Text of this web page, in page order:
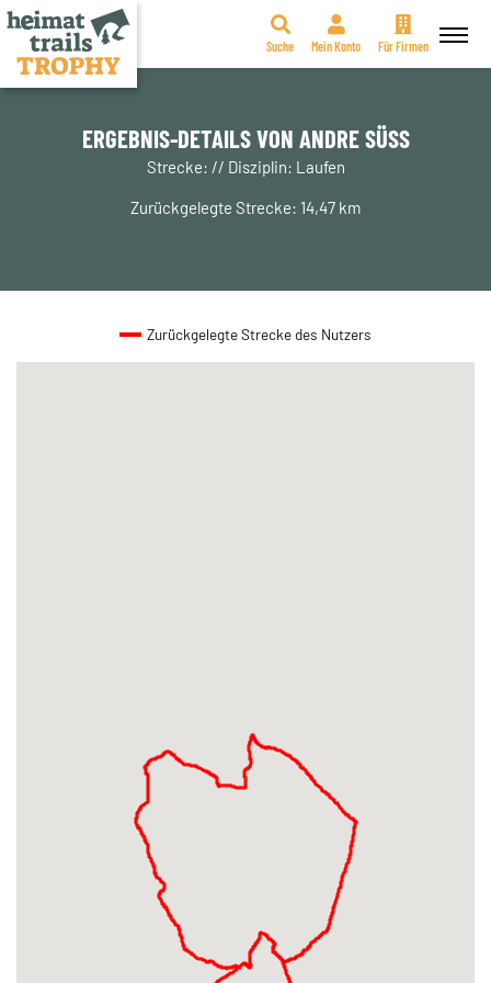
Zum
Suche Mein Konto Für Firmen
ERGEBNIS-DETAILS VON ANDRE SÜSS
Strecke: // Disziplin: Laufen
Zurückgelegte Strecke: 14,47 km
Zurückgelegte Strecke des Nutzers